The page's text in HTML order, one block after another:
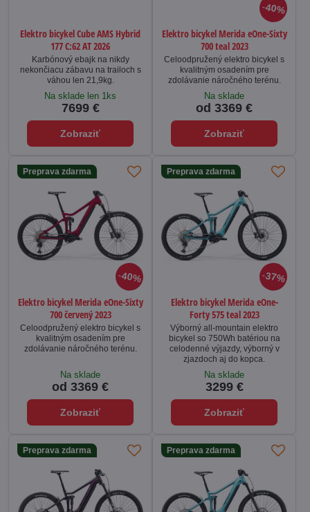
Elektro bicykel Cube AMS Hybrid
177 C:62 AT 2026
Karbónový ebajk na nikdy
nekončiacu zábavu na trailoch s
váhou len 21,9kg.
Na sklade len 1ks
7699 €
Zobraziť
40%
Elektro bicykel Merida eOne-Sixty
700 teal 2023
Celoodpružený elektro bicykel s
kvalitným osadením pre
zdolávanie náročného terénu.
Na sklade
od 3369 €
Zobraziť
40%
Preprava zdarma
Elektro bicykel Merida eOne-Sixty
700 červený 2023
Celoodpružený elektro bicykel s
kvalitným osadením pre
zdolávanie náročného terénu.
Na sklade
od 3369 €
Zobraziť
37%
Preprava zdarma
Elektro bicykel Merida eOne-
Forty 575 teal 2023
Výborný all-mountain elektro
bicykel so 750Wh batériou na
celodenné výjazdy, výborný v
zjazdoch aj do kopca.
Na sklade
3299 €
Zobraziť
Preprava zdarma Preprava zdarma